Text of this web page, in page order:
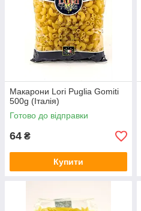
Макарони Lori Puglia Gomiti
500g (Італія)
Готово до відправки
64 ₴
Купити